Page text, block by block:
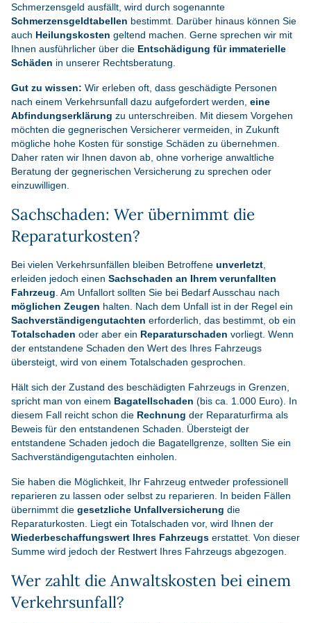
Schmerzensgeld ausfällt, wird durch sogenannte
Schmerzensgeldtabellen bestimmt. Darüber hinaus können Sie
auch Heilungskosten geltend machen. Gerne sprechen wir mit
Ihnen ausführlicher über die Entschädigung für immaterielle
Schäden in unserer Rechtsberatung.
Gut zu wissen: Wir erleben oft, dass geschädigte Personen
nach einem Verkehrsunfall dazu aufgefordert werden, eine
Abfindungserklärung zu unterschreiben. Mit diesem Vorgehen
möchten die gegnerischen Versicherer vermeiden, in Zukunft
mögliche hohe Kosten für sonstige Schäden zu übernehmen.
Daher raten wir Ihnen davon ab, ohne vorherige anwaltliche
Beratung der gegnerischen Versicherung zu sprechen oder
einzuwilligen.
Sachschaden: Wer übernimmt die
Reparaturkosten?
Bei vielen Verkehrsunfällen bleiben Betroffene unverletzt
erleiden jedoch einen Sachschaden an Ihrem verunfallten
Fahrzeug . Am Unfallort sollten Sie bei Bedarf Ausschau nach
möglichen Zeugen halten. Nach dem Unfall ist in der Regel ein
Sachverständigengutachten erforderlich, das bestimmt, ob ein
Totalschaden oder aber ein Reparaturschaden vorliegt. Wenn
der entstandene Schaden den Wert des Ihres Fahrzeugs
übersteigt, wird von einem Totalschaden gesprochen.
Hält sich der Zustand des beschädigten Fahrzeugs in Grenzen,
spricht man von einem Bagatellschaden (bis ca. 1.000 Euro). In
diesem Fall reicht schon die Rechnung der Reparaturfirma als
Beweis für den entstandenen Schaden. Übersteigt der
entstandene Schaden jedoch die Bagatellgrenze, sollten Sie ein
Sachverständigengutachten einholen.
Sie haben die Möglichkeit, Ihr Fahrzeug entweder professionell
reparieren zu lassen oder selbst zu reparieren. In beiden Fällen
übernimmt die gesetzliche Unfallversicherung die
Reparaturkosten. Liegt ein Totalschaden vor, wird Ihnen der
Wiederbeschaffungswert Ihres Fahrzeugs erstattet. Von dieser
Summe wird jedoch der Restwert Ihres Fahrzeugs abgezogen.
Wer zahlt die Anwaltskosten bei einem
Verkehrsunfall?